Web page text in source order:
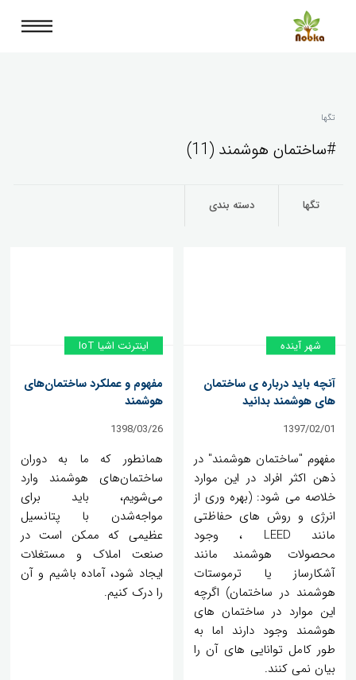
تگها
#ساختمان هوشمند (11)
تگها دسته بندی
شهر آینده
آنچه باید درباره ی ساختمان
های هوشمند بدانید
1397/02/01
مفهوم "ساختمان هوشمند" در
ذهن اکثر افراد در این موارد
خلاصه می شود: (بهره وری از
انرژی و روش های حفاظتی
مانند LEED ، وجود
محصولات هوشمند مانند
آشکارساز یا ترموستات
هوشمند در ساختمان) اگرچه
این موارد در ساختمان های
هوشمند وجود دارند اما به
طور کامل توانایی های آن را
بیان نمی کنند.
اینترنت اشیا IoT
مفهوم و عملکرد ساختمان‌های
هوشمند
1398/03/26
همانطور که ما به دوران
ساختمان‌های هوشمند وارد
می‌شویم، باید برای
مواجه‌شدن با پتانسیل
عظیمی که ممکن است در
صنعت املاک و مستغلات
ایجاد شود، آماده ‌باشیم و آن
را درک کنیم.